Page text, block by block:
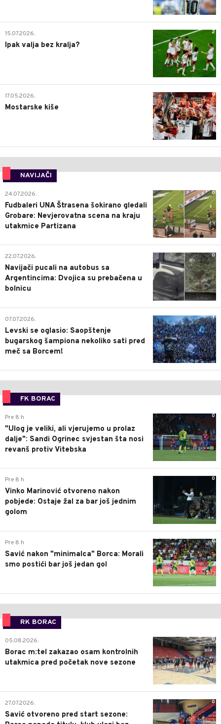
2
15.07.2026.
Ipak valja bez kralja?
0
17.05.2026.
Mostarske kiše
NAVIJAČI
0
24.07.2026.
Fudbaleri UNA Štrasena šokirano gledali
Grobare: Nevjerovatna scena na kraju
utakmice Partizana
0
22.07.2026.
Navijači pucali na autobus sa
Argentincima: Dvojica su prebačena u
bolnicu
1
07.07.2026.
Levski se oglasio: Saopštenje
bugarskog šampiona nekoliko sati pred
meč sa Borcem!
FK BORAC
0
Pre 8 h
"Ulog je veliki, ali vjerujemo u prolaz
dalje": Sandi Ogrinec svjestan šta nosi
revanš protiv Vitebska
0
Pre 8 h
Vinko Marinović otvoreno nakon
pobjede: Ostaje žal za bar još jednim
golom
0
Pre 8 h
Savić nakon "minimalca" Borca: Morali
smo postići bar još jedan gol
RK BORAC
0
05.08.2026.
Borac m:tel zakazao osam kontrolnih
utakmica pred početak nove sezone
0
27.07.2026.
Savić otvoreno pred start sezone: